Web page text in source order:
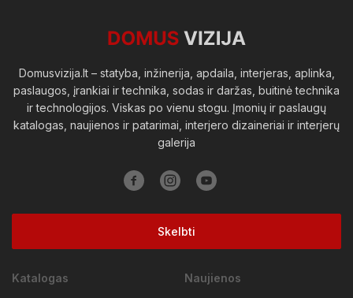
Domusvizija.lt – statyba, inžinerija, apdaila, interjeras, aplinka,
paslaugos, įrankiai ir technika, sodas ir daržas, buitinė technika
ir technologijos. Viskas po vienu stogu. Įmonių ir paslaugų
katalogas, naujienos ir patarimai, interjero dizaineriai ir interjerų
galerija
Skelbti
Katalogas Naujienos